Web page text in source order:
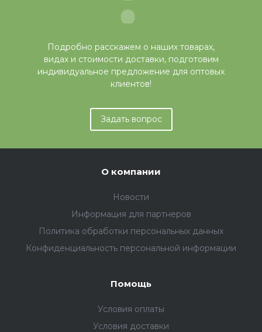
Подробно расскажем о наших товарах,
видах и стоимости доставки, подготовим
индивидуальное предложение для оптовых
клиентов!
Задать вопрос
О компании
Новости
Информация для партнеров
Политика обработки персональных данных
Конфиденциальность персональной информации
Помощь
Условия оплаты
Условия доставки